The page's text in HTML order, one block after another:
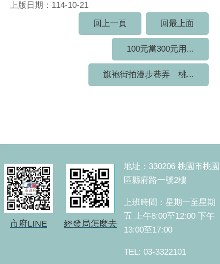
上版日期：114-10-21
回上一頁
回最上面
100元當300元用...
旗袍街拍漫步巷弄 桃...
:::
市府LINE 經發局怎麼去
地址：330206 桃園市桃園
區縣府路一號2樓
上班時間：星期一至星期
五 上午8:00至12:00 下午
13:00至17:00
TEL: 03-3322101